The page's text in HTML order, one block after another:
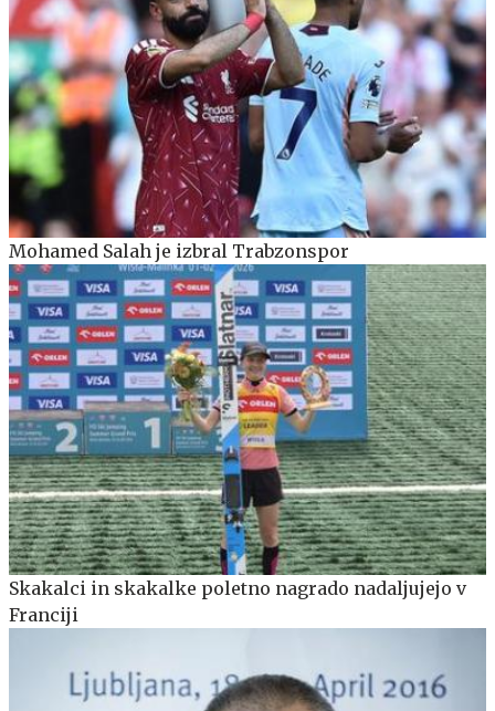
Mohamed Salah je izbral Trabzonspor
Skakalci in skakalke poletno nagrado nadaljujejo v
Franciji